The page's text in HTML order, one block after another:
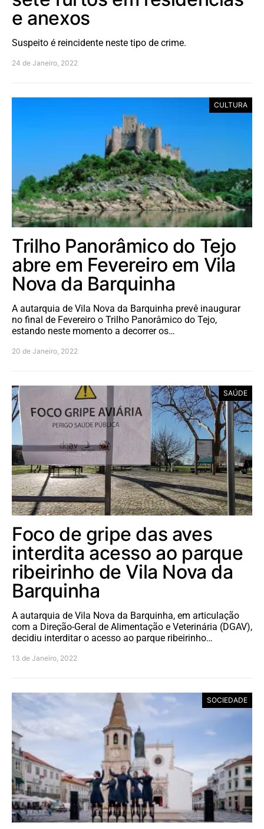
e anexos
Suspeito é reincidente neste tipo de crime.
24 de Janeiro, 2022
CULTURA
Trilho Panorâmico do Tejo
abre em Fevereiro em Vila
Nova da Barquinha
A autarquia de Vila Nova da Barquinha prevê inaugurar
no final de Fevereiro o Trilho Panorâmico do Tejo,
estando neste momento a decorrer os…
20 de Janeiro, 2022
SAÚDE
Foco de gripe das aves
interdita acesso ao parque
ribeirinho de Vila Nova da
Barquinha
A autarquia de Vila Nova da Barquinha, em articulação
com a Direção-Geral de Alimentação e Veterinária (DGAV),
decidiu interditar o acesso ao parque ribeirinho…
13 de Janeiro, 2022
SOCIEDADE